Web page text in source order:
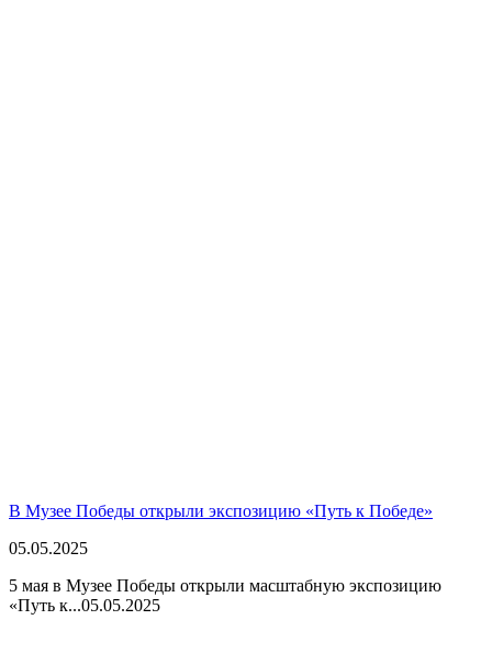
В Музее Победы открыли экспозицию «Путь к Победе»
05.05.2025
5 мая в Музее Победы открыли масштабную экспозицию
«Путь к...05.05.2025